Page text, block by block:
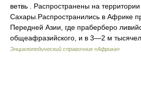
ветвь . Распространены на
Сахары.Распространились в Африке
Передней Азии, где праберберо
общеафразийского, и в 3—2 м
Энциклопедический справочник «Африка»